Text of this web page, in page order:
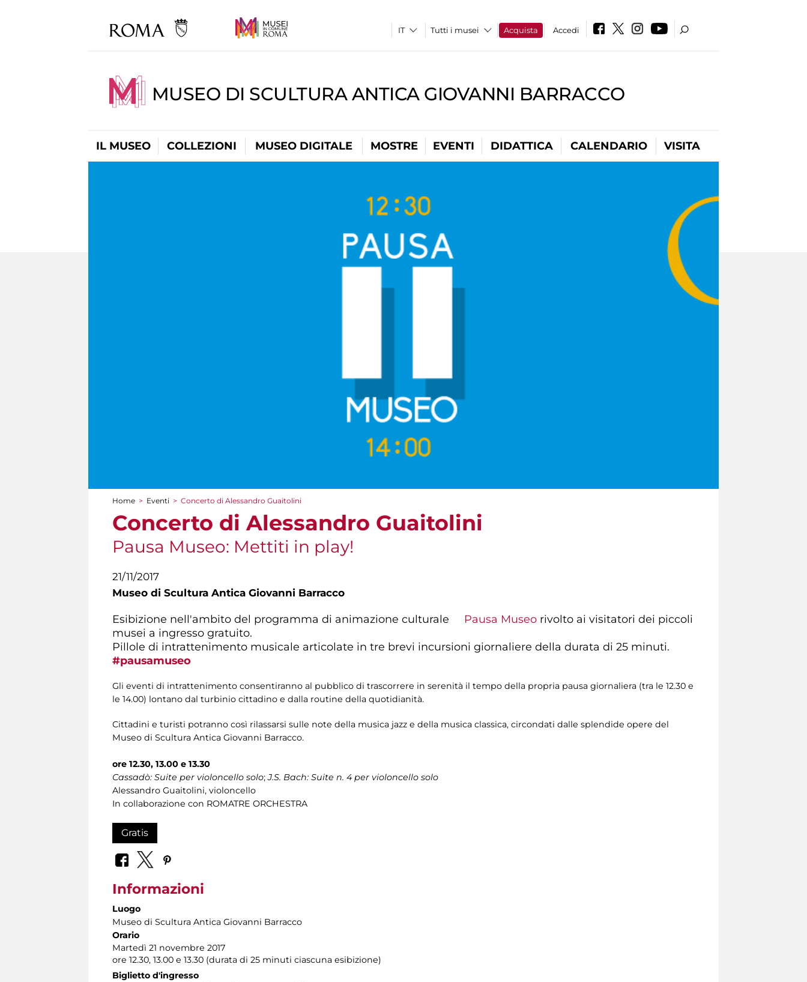
Tutti i musei Acquista Accedi
MUSEO DI SCULTURA ANTICA GIOVANNI BARRACCO
IL MUSEO COLLEZIONI MUSEO DIGITALE MOSTRE EVENTI DIDATTICA CALENDARIO VISITA
Tu sei qui
Home > Eventi > Concerto di Alessandro Guaitolini
Concerto di Alessandro Guaitolini
Pausa Museo: Mettiti in play!
21/11/2017
Museo di Scultura Antica Giovanni Barracco
Esibizione nell'ambito del programma di animazione culturale Pausa Museo rivolto ai visitatori dei piccoli
musei a ingresso gratuito.
Pillole di intrattenimento musicale articolate in tre brevi incursioni giornaliere della durata di 25 minuti.
#pausamuseo
Gli eventi di intrattenimento consentiranno al pubblico di trascorrere in serenità il tempo della propria pausa giornaliera (tra le 12.30 e
le 14.00) lontano dal turbinio cittadino e dalla routine della quotidianità.
Cittadini e turisti potranno così rilassarsi sulle note della musica jazz e della musica classica, circondati dalle splendide opere del
Museo di Scultura Antica Giovanni Barracco.
ore 12.30, 13.00 e 13.30
Cassadò: Suite per violoncello solo;J.S. Bach: Suite n. 4 per violoncello solo
Alessandro Guaitolini, violoncello
In collaborazione con ROMATRE ORCHESTRA
Gratis
Informazioni
Luogo
Museo di Scultura Antica Giovanni Barracco
Orario
Martedì 21 novembre 2017
ore 12.30, 13.00 e 13.30 (durata di 25 minuti ciascuna esibizione)
Biglietto d'ingresso